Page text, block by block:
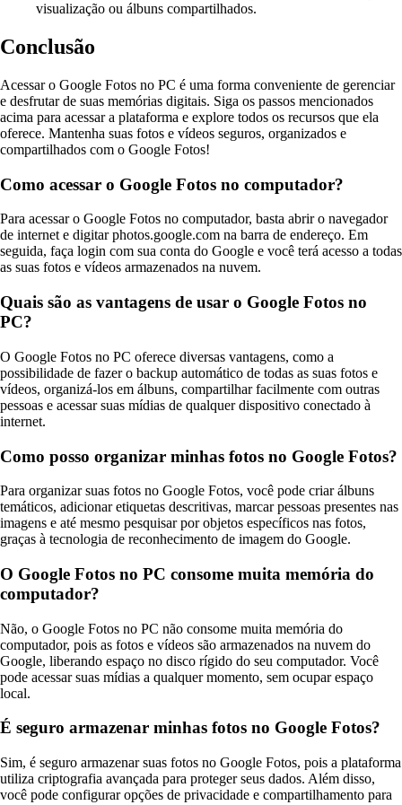
visualização ou álbuns compartilhados.
Conclusão
Acessar o Google Fotos no PC é uma forma conveniente de gerenciar
e desfrutar de suas memórias digitais. Siga os passos mencionados
acima para acessar a plataforma e explore todos os recursos que ela
oferece. Mantenha suas fotos e vídeos seguros, organizados e
compartilhados com o Google Fotos!
Como acessar o Google Fotos no computador?
Para acessar o Google Fotos no computador, basta abrir o navegador
de internet e digitar photos.google.com na barra de endereço. Em
seguida, faça login com sua conta do Google e você terá acesso a todas
as suas fotos e vídeos armazenados na nuvem.
Quais são as vantagens de usar o Google Fotos no
PC?
O Google Fotos no PC oferece diversas vantagens, como a
possibilidade de fazer o backup automático de todas as suas fotos e
vídeos, organizá-los em álbuns, compartilhar facilmente com outras
pessoas e acessar suas mídias de qualquer dispositivo conectado à
internet.
Como posso organizar minhas fotos no Google Fotos?
Para organizar suas fotos no Google Fotos, você pode criar álbuns
temáticos, adicionar etiquetas descritivas, marcar pessoas presentes nas
imagens e até mesmo pesquisar por objetos específicos nas fotos,
graças à tecnologia de reconhecimento de imagem do Google.
O Google Fotos no PC consome muita memória do
computador?
Não, o Google Fotos no PC não consome muita memória do
computador, pois as fotos e vídeos são armazenados na nuvem do
Google, liberando espaço no disco rígido do seu computador. Você
pode acessar suas mídias a qualquer momento, sem ocupar espaço
local.
É seguro armazenar minhas fotos no Google Fotos?
Sim, é seguro armazenar suas fotos no Google Fotos, pois a plataforma
utiliza criptografia avançada para proteger seus dados. Além disso,
você pode configurar opções de privacidade e compartilhamento para